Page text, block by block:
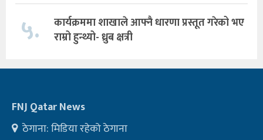
५.
कार्यक्रममा शाखाले आफ्नै धारणा प्रस्तूत गरेको भए
राम्रो हुन्थ्यो- ध्रुब क्षत्री
FNJ Qatar News
ठेगाना: मिडिया रहेको ठेगाना